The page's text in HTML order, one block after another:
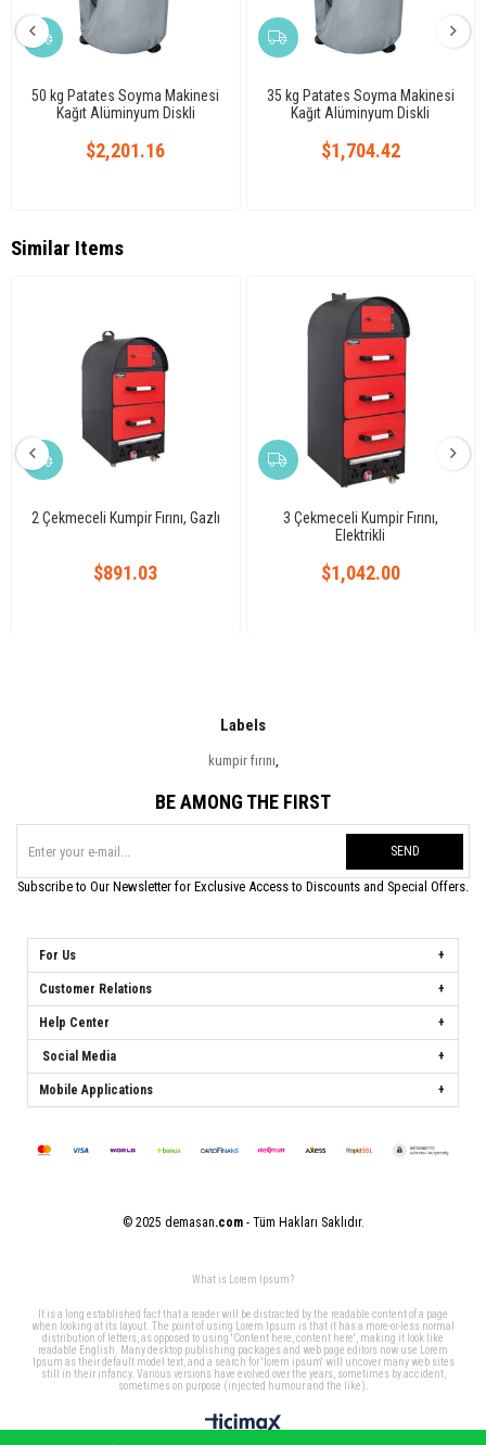
50 kg Patates Soyma Makinesi
Kağıt Alüminyum Diskli
$2,201.16
35 kg Patates Soyma Makinesi
Kağıt Alüminyum Diskli
$1,704.42
Similar Items
2 Çekmeceli Kumpir Fırını, Gazlı
$891.03
3 Çekmeceli Kumpir Fırını,
Elektrikli
$1,042.00
Labels
kumpir fırını,
BE AMONG THE FIRST
SEND
Subscribe to Our Newsletter for Exclusive Access to Discounts and Special Offers.
For Us
Customer Relations
Help Center
Social Media
Mobile Applications
© 2025 demasan.com- Tüm Hakları Saklıdır.
What is Lorem Ipsum?
It is a long established fact that a reader will be distracted by the readable content of a page
when looking at its layout. The point of using Lorem Ipsum is that it has a more-or-less normal
distribution of letters, as opposed to using 'Content here, content here', making it look like
readable English. Many desktop publishing packages and web page editors now use Lorem
Ipsum as their default model text, and a search for 'lorem ipsum' will uncover many web sites
still in their infancy. Various versions have evolved over the years, sometimes by accident,
sometimes on purpose (injected humour and the like).